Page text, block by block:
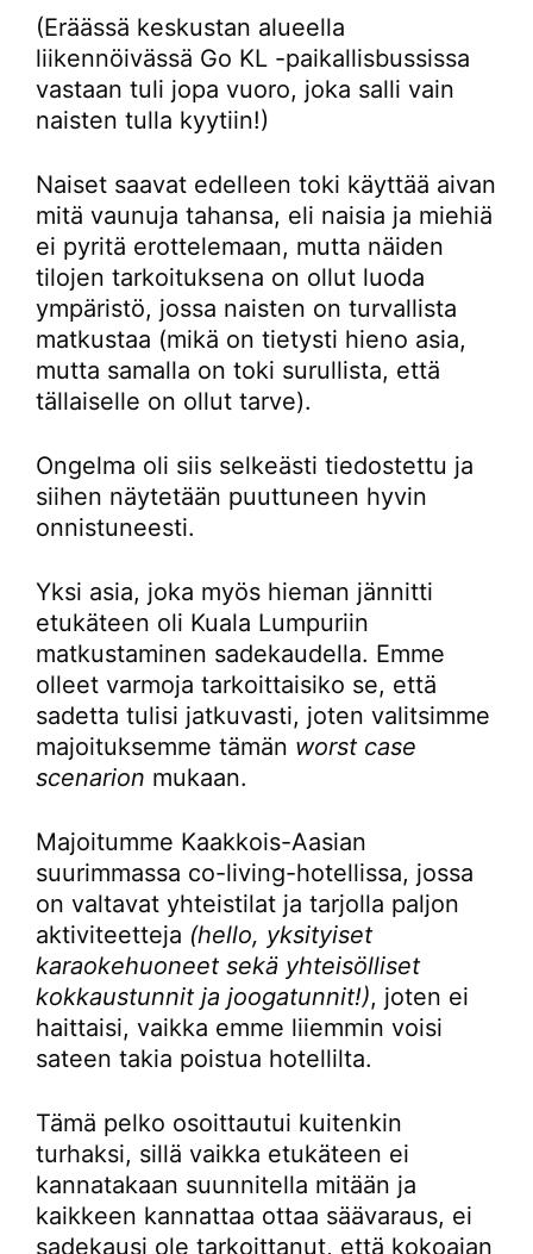
(Eräässä keskustan alueella
liikennöivässä Go KL -paikallisbussissa
vastaan tuli jopa vuoro, joka salli vain
naisten tulla kyytiin!)
Naiset saavat edelleen toki käyttää aivan
mitä vaunuja tahansa, eli naisia ja miehiä
ei pyritä erottelemaan, mutta näiden
tilojen tarkoituksena on ollut luoda
ympäristö, jossa naisten on turvallista
matkustaa (mikä on tietysti hieno asia,
mutta samalla on toki surullista, että
tällaiselle on ollut tarve).
Ongelma oli siis selkeästi tiedostettu ja
siihen näytetään puuttuneen hyvin
onnistuneesti.
Yksi asia, joka myös hieman jännitti
etukäteen oli Kuala Lumpuriin
matkustaminen sadekaudella. Emme
olleet varmoja tarkoittaisiko se, että
sadetta tulisi jatkuvasti, joten valitsimme
majoituksemme tämän worst case
scenarion mukaan.
Majoitumme Kaakkois-Aasian
suurimmassa co-living-hotellissa, jossa
on valtavat yhteistilat ja tarjolla paljon
aktiviteetteja (hello, yksityiset
karaokehuoneet sekä yhteisölliset
kokkaustunnit ja joogatunnit!), joten ei
haittaisi, vaikka emme liiemmin voisi
sateen takia poistua hotellilta.
Tämä pelko osoittautui kuitenkin
turhaksi, sillä vaikka etukäteen ei
kannatakaan suunnitella mitään ja
kaikkeen kannattaa ottaa säävaraus, ei
sadekausi ole tarkoittanut, että kokoajan